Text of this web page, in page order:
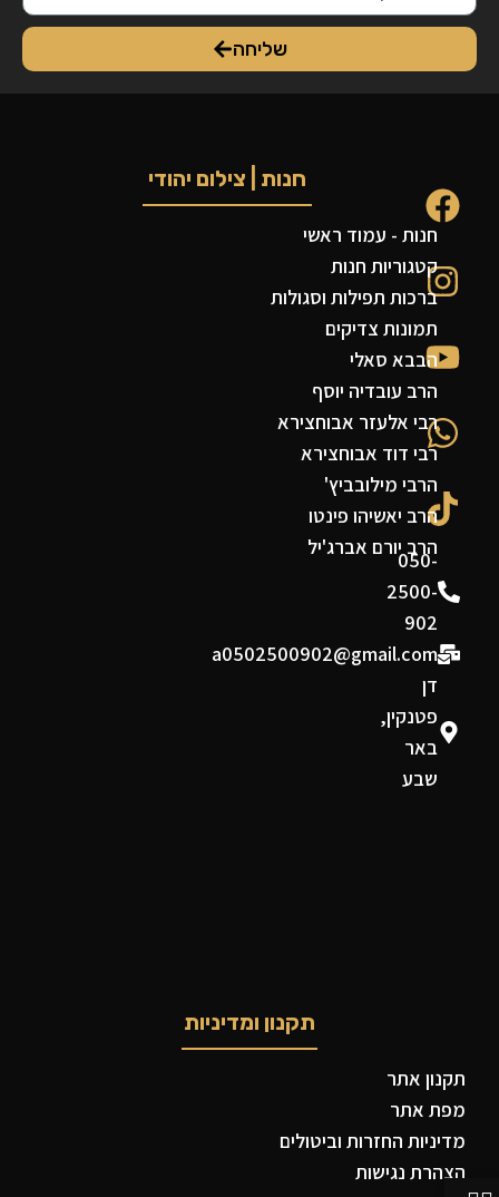
שליחה
050-
2500-
902
a0502500902@gmail.com
דן
פטנקין,
באר
שבע
חנות | צילום יהודי
חנות - עמוד ראשי
קטגוריות חנות
ברכות תפילות וסגולות
תמונות צדיקים
הבבא סאלי
הרב עובדיה יוסף
רבי אלעזר אבוחצירא
רבי דוד אבוחצירא
הרבי מילובביץ'
הרב יאשיהו פינטו
הרב יורם אברג'יל
תקנון ומדיניות
תקנון אתר
מפת אתר
מדיניות החזרות וביטולים
הצהרת נגישות